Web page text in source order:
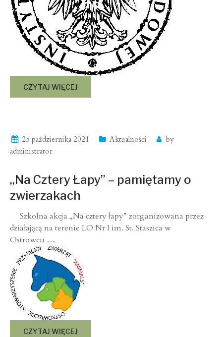
CZYTAJ WIĘCEJ
25 października 2021 Aktualności
by
administrator
„Na Cztery Łapy” – pamiętamy o
zwierzakach
Szkolna akcja „Na cztery łapy” zorganizowana przez
działającą na terenie LO Nr I im. St. Staszica w
Ostrowcu …
CZYTAJ WIĘCEJ